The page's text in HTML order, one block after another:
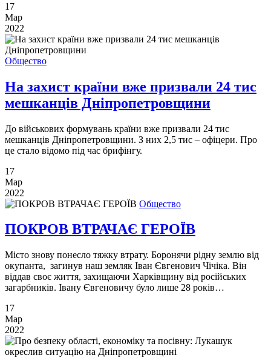
17
Мар
2022
Общество
На захист країни вже призвали 24 тис
мешканців Дніпропетровщини
До військових формувань країни вже призвали 24 тис
мешканців Дніпропетровщини. З них 2,5 тис – офіцери. Про
це стало відомо під час брифінгу.
17
Мар
2022
Общество
ПОКРОВ ВТРАЧАЄ ГЕРОЇВ
Місто знову понесло тяжку втрату. Боронячи рідну землю від
окупанта, загинув наш земляк Іван Євгенович Чічіка. Він
віддав своє життя, захищаючи Харківщину від російських
загарбників. Івану Євгеновичу було лише 28 років…
17
Мар
2022